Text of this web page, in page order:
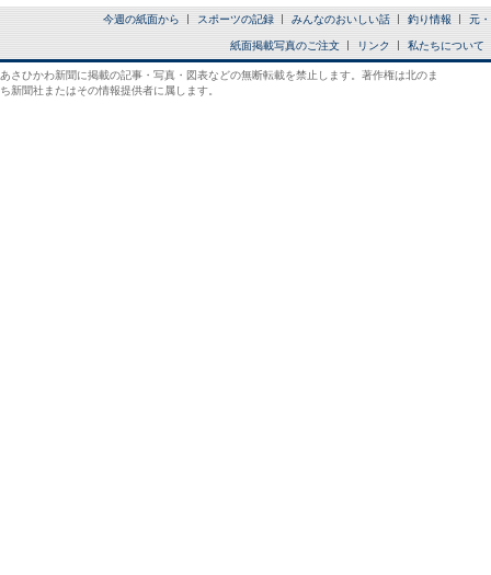
今週の紙面から スポーツの記録 みんなのおいしい話 釣り情報 元
紙面掲載写真のご注文 リンク 私たちについて
あさひかわ新聞に掲載の記事・写真・図表などの無断転載を禁止します。著作権は北のま
ち新聞社またはその情報提供者に属します。